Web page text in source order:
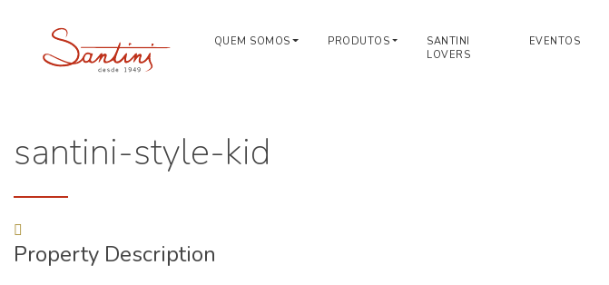
QUEM SOMOS PRODUTOS
SANTINI
LOVERS
EVENTOS
santini-style-kid
Property Description